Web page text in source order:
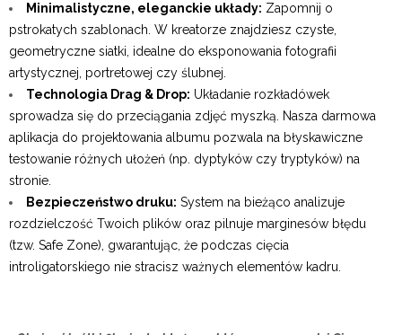
Minimalistyczne, eleganckie układy: Zapomnij o
pstrokatych szablonach. W kreatorze znajdziesz czyste,
geometryczne siatki, idealne do eksponowania fotografii
artystycznej, portretowej czy ślubnej.
Technologia Drag & Drop: Układanie rozkładówek
sprowadza się do przeciągania zdjęć myszką. Nasza darmowa
aplikacja do projektowania albumu pozwala na błyskawiczne
testowanie różnych ułożeń (np. dyptyków czy tryptyków) na
stronie.
Bezpieczeństwo druku: System na bieżąco analizuje
rozdzielczość Twoich plików oraz pilnuje marginesów błędu
(tzw. Safe Zone), gwarantując, że podczas cięcia
introligatorskiego nie stracisz ważnych elementów kadru.